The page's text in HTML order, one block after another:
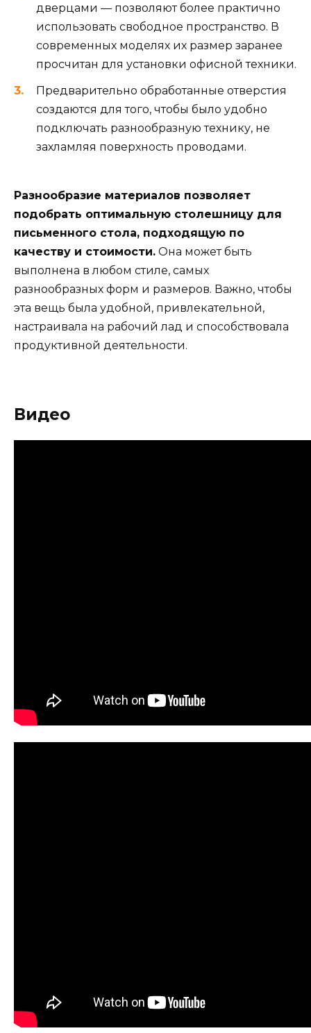
дверцами — позволяют более практично
использовать свободное пространство. В
современных моделях их размер заранее
просчитан для установки офисной техники.
Предварительно обработанные отверстия
создаются для того, чтобы было удобно
подключать разнообразную технику, не
захламляя поверхность проводами.
Разнообразие материалов позволяет
подобрать оптимальную столешницу для
письменного стола, подходящую по
качеству и стоимости. Она может быть
выполнена в любом стиле, самых
разнообразных форм и размеров. Важно, чтобы
эта вещь была удобной, привлекательной,
настраивала на рабочий лад и способствовала
продуктивной деятельности.
Видео